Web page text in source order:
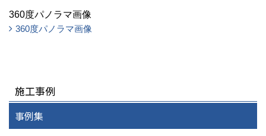
360度パノラマ画像
360度パノラマ画像
施工事例
事例集